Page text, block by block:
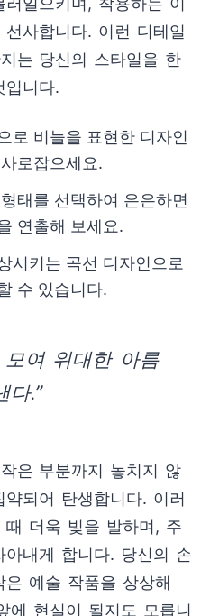
사합니다. 이런 디테일
는 당신의 스타일을 한
입니다.
로 비늘을 표현한 디자인
로잡으세요.
태를 선택하여 은은하면
연출해 보세요.
시키는 곡선 디자인으로
수 있습니다.
모여 위대한 아름
다.”
은 부분까지 놓치지 않
되어 탄생합니다. 이러
때 더욱 빛을 발하며, 주
아내게 합니다. 당신의 손
예술 작품을 상상해
에 현실이 될지도 모릅니